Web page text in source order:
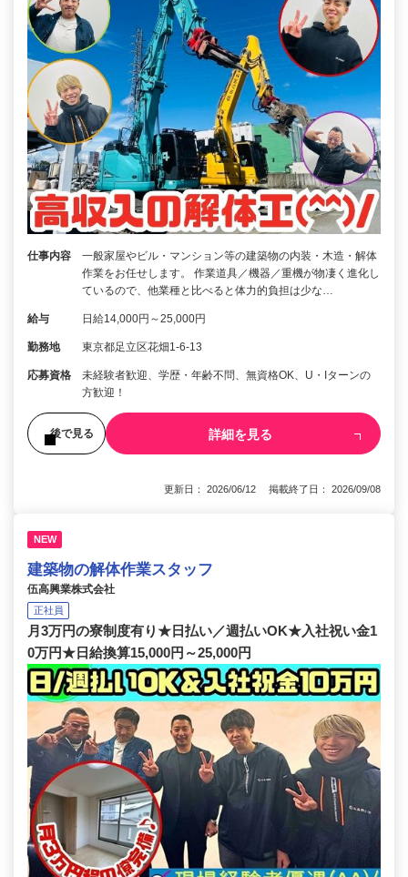
仕事内容
一般家屋やビル・マンション等の建築物の内装・木造・解体
作業をお任せします。 作業道具／機器／重機が物凄く進化し
ているので、他業種と比べると体力的負担は少な…
給与 日給14,000円～25,000円
勤務地 東京都足立区花畑1-6-13
応募資格
未経験者歓迎、学歴・年齢不問、無資格OK、U・Iターンの
方歓迎！
後で見る 詳細を見る
更新日： 2026/06/12 掲載終了日： 2026/09/08
NEW
建築物の解体作業スタッフ
伍高興業株式会社
正社員
月3万円の寮制度有り★日払い／週払いOK★入社祝い金1
0万円★日給換算15,000円～25,000円